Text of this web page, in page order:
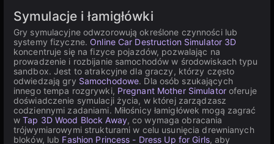
Symulacje i łamigłówki
Gry symulacyjne odwzorowują określone czynności lub
systemy fizyczne. Online Car Destruction Simulator 3D
koncentruje się na fizyce pojazdów, pozwalając na
prowadzenie i rozbijanie samochodów w środowiskach typu
sandbox. Jest to atrakcyjne dla graczy, którzy często
odwiedzają gry Samochodowe. Dla osób szukających
innego tempa rozgrywki, Pregnant Mother Simulatoroferuje
doświadczenie symulacji życia, w której zarządzasz
codziennymi zadaniami. Miłośnicy łamigłówek mogą zagrać
wTap 3D Wood Block Away, co wymaga obracania
trójwymiarowymi strukturami w celu usunięcia drewnianych
bloków, lub Fashion Princess - Dress Up for Girls, aby